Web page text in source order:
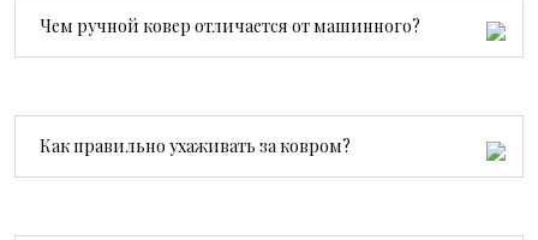
Чем ручной ковер отличается от машинного?
Как правильно ухаживать за ковром?